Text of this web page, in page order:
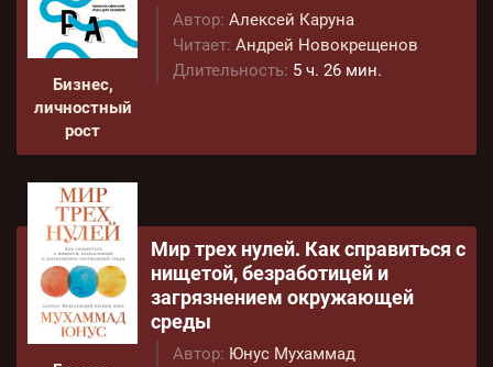
Бизнес,
личностный
рост
Автор: Алексей Каруна
Читает: Андрей Новокрещенов
Длительность: 5 ч. 26 мин.
Мир трех нулей. Как справиться с
нищетой, безработицей и
загрязнением окружающей
среды
Автор: Юнус Мухаммад